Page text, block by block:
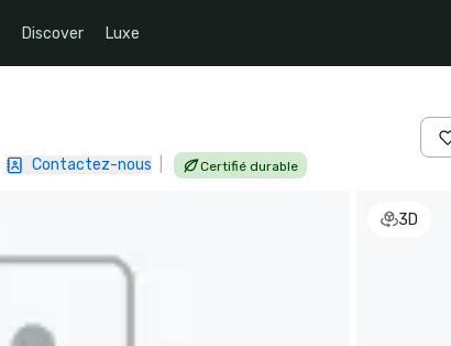
Discover Luxe
Contactez-nous Certifié durable
3D